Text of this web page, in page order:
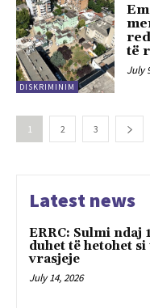
DISKRIMINIM
të
July
1 2 3
Latest news
ERRC: Sulmi
duhet të hetohet
vrasjeje
July 14, 2026